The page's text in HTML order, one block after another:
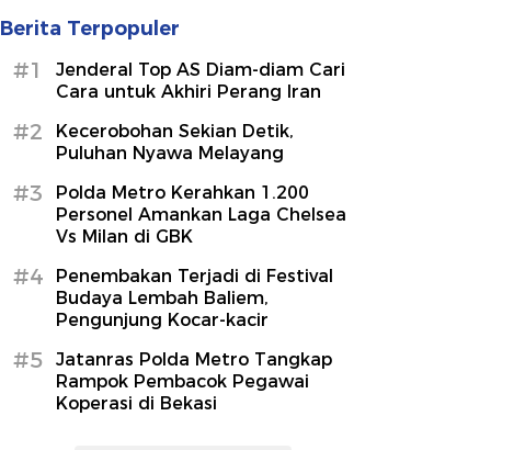
Berita Terpopuler
#1
Jenderal Top AS Diam-diam Cari
Cara untuk Akhiri Perang Iran
#2
Kecerobohan Sekian Detik,
Puluhan Nyawa Melayang
#3
Polda Metro Kerahkan 1.200
Personel Amankan Laga Chelsea
Vs Milan di GBK
#4
Penembakan Terjadi di Festival
Budaya Lembah Baliem,
Pengunjung Kocar-kacir
#5
Jatanras Polda Metro Tangkap
Rampok Pembacok Pegawai
Koperasi di Bekasi